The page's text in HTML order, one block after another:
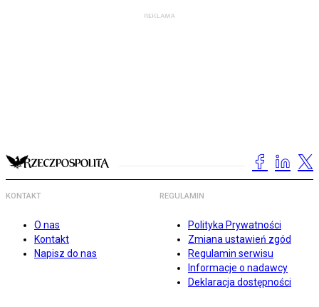
KONTAKT
O nas
Kontakt
Napisz do nas
REGULAMIN
Polityka Prywatności
Zmiana ustawień zgód
Regulamin serwisu
Informacje o nadawcy
Deklaracja dostępności